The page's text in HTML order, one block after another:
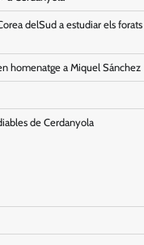
delSud a estudiar els forats
homenatge a Miquel Sánchez
de Cerdanyola